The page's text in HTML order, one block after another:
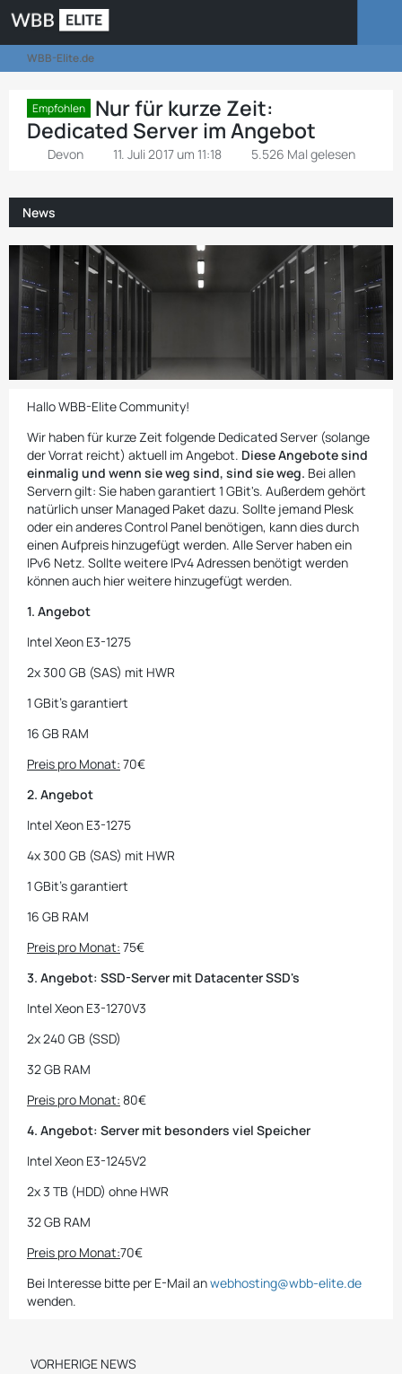
WBB-Elite.de
Empfohlen Nur für kurze Zeit:
Dedicated Server im Angebot
Devon 11. Juli 2017 um 11:18 5.526 Mal gelesen
News
Hallo WBB-Elite Community!
Wir haben für kurze Zeit folgende Dedicated Server (solange
der Vorrat reicht) aktuell im Angebot. Diese Angebote sind
einmalig und wenn sie weg sind, sind sie weg. Bei allen
Servern gilt: Sie haben garantiert 1 GBit's. Außerdem gehört
natürlich unser Managed Paket dazu. Sollte jemand Plesk
oder ein anderes Control Panel benötigen, kann dies durch
einen Aufpreis hinzugefügt werden. Alle Server haben ein
IPv6 Netz. Sollte weitere IPv4 Adressen benötigt werden
können auch hier weitere hinzugefügt werden.
1. Angebot
Intel Xeon E3-1275
2x 300 GB (SAS) mit HWR
1 GBit's garantiert
16 GB RAM
Preis pro Monat: 70€
2. Angebot
Intel Xeon E3-1275
4x 300 GB (SAS) mit HWR
1 GBit's garantiert
16 GB RAM
Preis pro Monat: 75€
3. Angebot: SSD-Server mit Datacenter SSD's
Intel Xeon E3-1270V3
2x 240 GB (SSD)
32 GB RAM
Preis pro Monat: 80€
4. Angebot: Server mit besonders viel Speicher
Intel Xeon E3-1245V2
2x 3 TB (HDD) ohne HWR
32 GB RAM
Preis pro Monat:70€
Bei Interesse bitte per E-Mail anwebhosting@wbb-elite.de
wenden.
VORHERIGE NEWS